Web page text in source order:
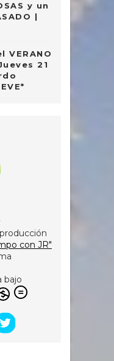
y un
|
VERANO
21
con JR"
bajo